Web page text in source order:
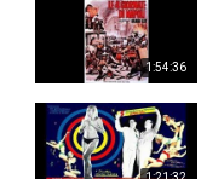
1:54:36